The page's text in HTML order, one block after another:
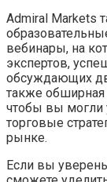
Admiral Markets
вебинары, на
экспертов,
обсуждающих
также обширная
чтобы вы могли
торговые
рынке.
Если вы